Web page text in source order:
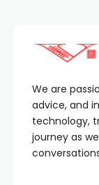
We are
advice, and
technology,
journey as